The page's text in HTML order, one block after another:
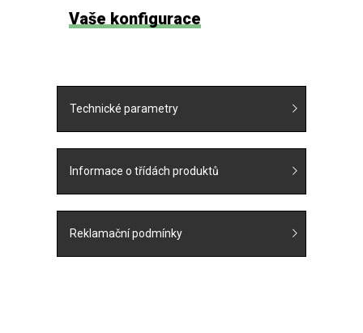
Vaše konfigurace
Technické parametry
Informace o třídách produktů
Reklamační podmínky